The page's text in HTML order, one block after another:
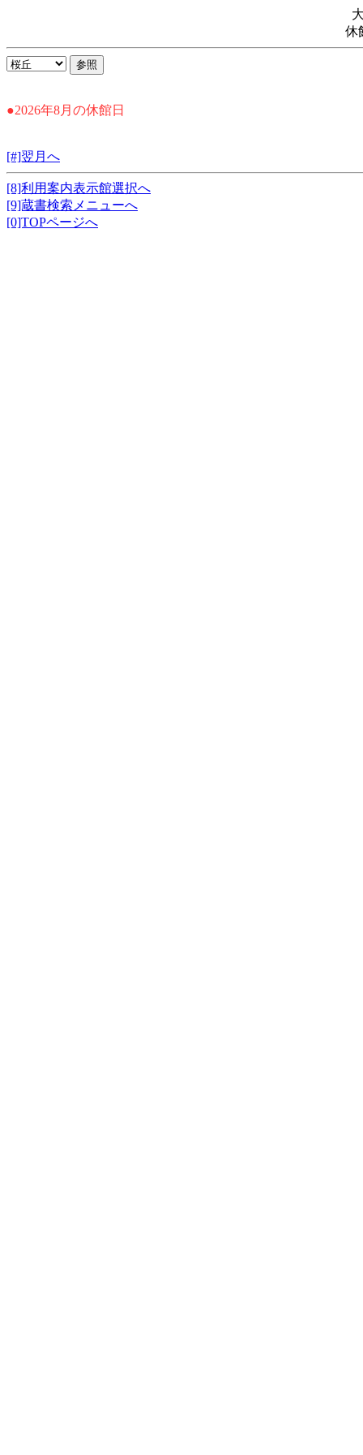
休
●2026年8月の休館日
[#]翌月へ
[8]利用案内表示館選択へ
[9]蔵書検索メニューへ
[0]TOPページへ